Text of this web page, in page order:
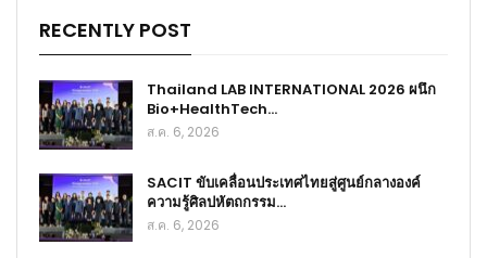
RECENTLY POST
Thailand LAB INTERNATIONAL 2026 ผนึก
Bio+HealthTech…
ส.ค. 6, 2026
SACIT ขับเคลื่อนประเทศไทยสู่ศูนย์กลางองค์
ความรู้ศิลปหัตถกรรม…
ส.ค. 6, 2026